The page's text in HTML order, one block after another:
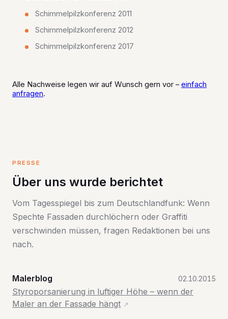
Schimmelpilzkonferenz 2011
Schimmelpilzkonferenz 2012
Schimmelpilzkonferenz 2017
Alle Nachweise legen wir auf Wunsch gern vor – einfach
anfragen.
PRESSE
Über uns wurde berichtet
Vom Tagesspiegel bis zum Deutschlandfunk: Wenn
Spechte Fassaden durchlöchern oder Graffiti
verschwinden müssen, fragen Redaktionen bei uns
nach.
Malerblog 02.10.2015
Styroporsanierung in luftiger Höhe – wenn der
Maler an der Fassade hängt